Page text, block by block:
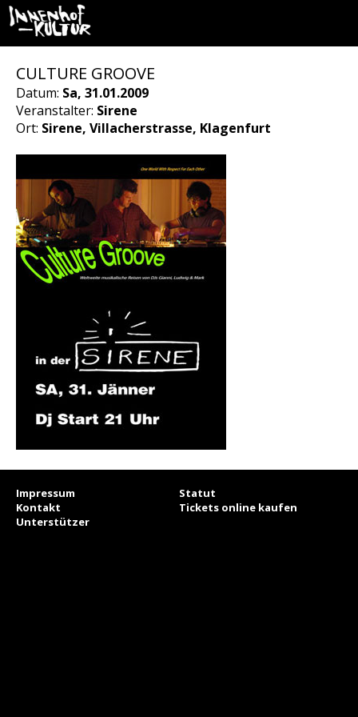
CULTURE GROOVE
Datum: Sa, 31.01.2009
Veranstalter: Sirene
Ort: Sirene, Villacherstrasse, Klagenfurt
Impressum
Statut
Kontakt
Tickets online kaufen
Unterstützer